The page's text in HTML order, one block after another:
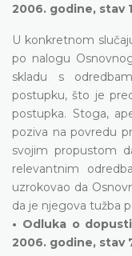
2006. godine, stav
U konkretnom
po nalogu
skladu s
postupku, što je
postupka. Stoga,
poziva na povredu
svojim propustom
relevantnim
uzrokovao da
da je njegova tužba
• Odluka o
2006. godine, stav